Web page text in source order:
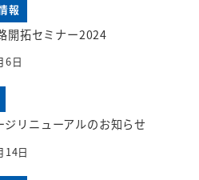
報
開拓セミナー2024
6日
ジリニューアルのお知らせ
14日